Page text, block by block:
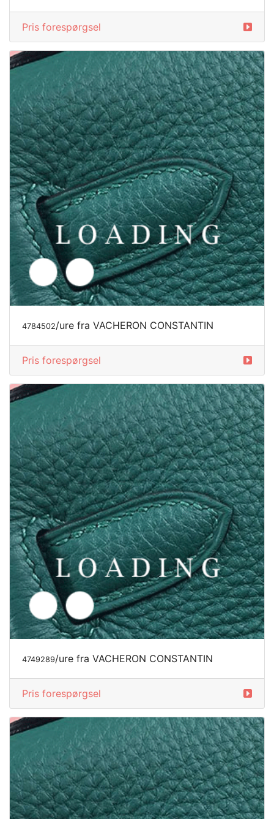
Pris forespørgsel
4784502/ure fra VACHERON CONSTANTIN
Pris forespørgsel
4749289/ure fra VACHERON CONSTANTIN
Pris forespørgsel